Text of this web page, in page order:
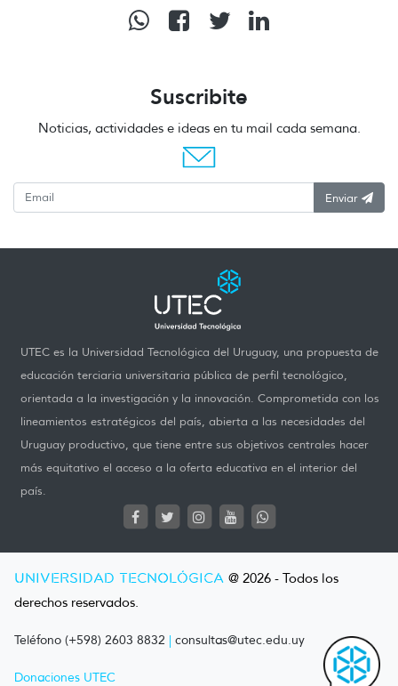
Suscribite
Noticias, actividades e ideas en tu mail cada semana.
Enviar
UTEC es la Universidad Tecnológica del Uruguay, una propuesta de
educación terciaria universitaria pública de perfil tecnológico,
orientada a la investigación y la innovación. Comprometida con los
lineamientos estratégicos del país, abierta a las necesidades del
Uruguay productivo, que tiene entre sus objetivos centrales hacer
más equitativo el acceso a la oferta educativa en el interior del
país.
UNIVERSIDAD TECNOLÓGICA @ 2026 - Todos los
derechos reservados.
Teléfono (+598) 2603 8832 | consultas@utec.edu.uy
Donaciones UTEC